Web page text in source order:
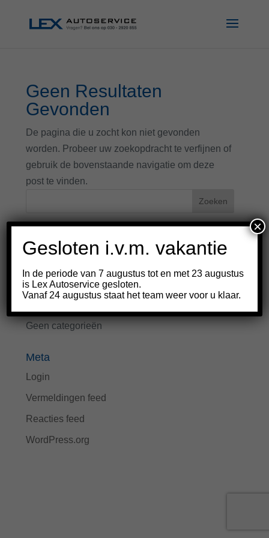
Geen Resultaten
Gevonden
De pagina die u zocht kon niet gevonden
worden. Probeer uw zoekopdracht te verfijnen of
gebruik de bovenstaande navigatie om deze
post te vinden.
Archieven
Geen categorieën
Meta
Login
Vermeldingen feed
Reacties feed
WordPress.org
Gesloten i.v.m. vakantie
In de periode van 7 augustus tot en met 23 augustus
is Lex Autoservice gesloten.
Vanaf 24 augustus staat het team weer voor u klaar.
×